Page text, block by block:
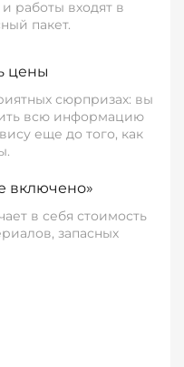
работы входят в
пакет.
цены
сюрпризах: вы
всю информацию
еще до того, как
включено»
в себя стоимость
запасных